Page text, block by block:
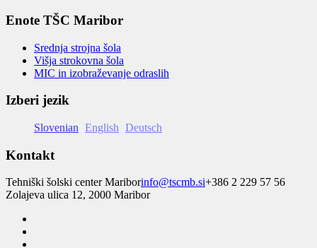
Enote TŠC Maribor
Srednja strojna šola
Višja strokovna šola
MIC in izobraževanje odraslih
Izberi jezik
Slovenian English Deutsch
Kontakt
Tehniški šolski center Mariborinfo@tscmb.si+386 2 229 57 56
Zolajeva ulica 12, 2000 Maribor